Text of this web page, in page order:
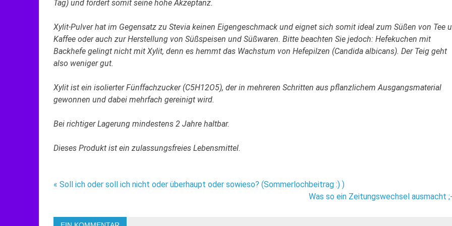
Tag) und fördert somit seine hohe Akzeptanz.
Xylit-Pulver hat im Gegensatz zu Stevia keinen Eigengeschmack und eignet sich somit ideal zum Süßen von Tee
Kaffee oder auch zur Herstellung von Süßspeisen und Süßwaren. Bitte beachten Sie jedoch: Hefekuchen mit
Backhefe gelingt nicht mit Xylit, denn es hemmt das Wachstum von Hefepilzen (Candida albicans). Der Teig geht
also weniger gut.
Xylit ist ein isolierter Fünffachzucker (C5H12O5), der in mehreren Schritten aus pflanzlichem Ausgangsmaterial
gewonnen und dabei mehrfach gereinigt wird.
Bei richtiger Lagerung mindestens 2 Jahre haltbar.
Dieses Produkt ist ein zulassungsfreies Lebensmittel.
Beitragsnavigation
« Soll ich oder soll ich nicht oder überhaupt oder sowieso? (Sommerlochbeitrag :) )
Was so ein Zeitungswechsel ausmacht